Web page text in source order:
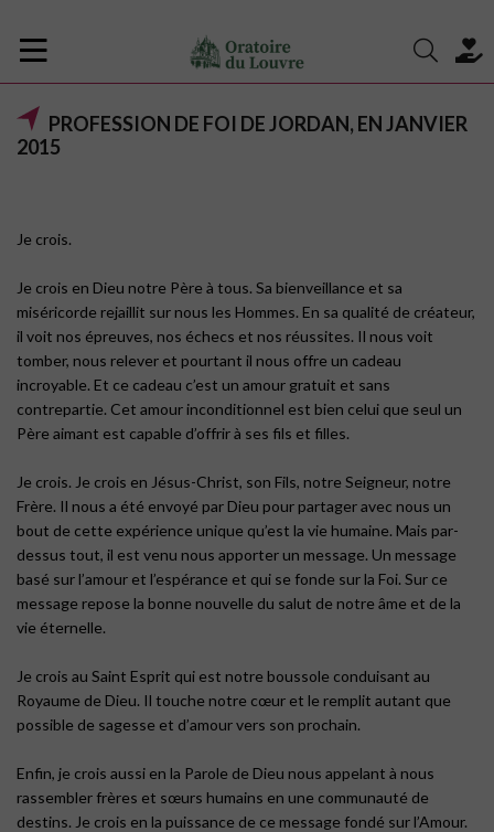
PROFESSION DE FOI DE JORDAN, EN JANVIER
2015
Je crois.
Je crois en Dieu notre Père à tous. Sa bienveillance et sa
miséricorde rejaillit sur nous les Hommes. En sa qualité de créateur,
il voit nos épreuves, nos échecs et nos réussites. Il nous voit
tomber, nous relever et pourtant il nous offre un cadeau
incroyable. Et ce cadeau c’est un amour gratuit et sans
contrepartie. Cet amour inconditionnel est bien celui que seul un
Père aimant est capable d’offrir à ses fils et filles.
Je crois. Je crois en Jésus-Christ, son Fils, notre Seigneur, notre
Frère. Il nous a été envoyé par Dieu pour partager avec nous un
bout de cette expérience unique qu’est la vie humaine. Mais par-
dessus tout, il est venu nous apporter un message. Un message
basé sur l’amour et l’espérance et qui se fonde sur la Foi. Sur ce
message repose la bonne nouvelle du salut de notre âme et de la
vie éternelle.
Je crois au Saint Esprit qui est notre boussole conduisant au
Royaume de Dieu. Il touche notre cœur et le remplit autant que
possible de sagesse et d’amour vers son prochain.
Enfin, je crois aussi en la Parole de Dieu nous appelant à nous
rassembler frères et sœurs humains en une communauté de
destins. Je crois en la puissance de ce message fondé sur l’Amour.